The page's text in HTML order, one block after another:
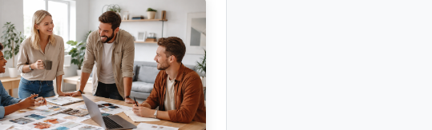
køb.
kriterier: kvalitet, pris,